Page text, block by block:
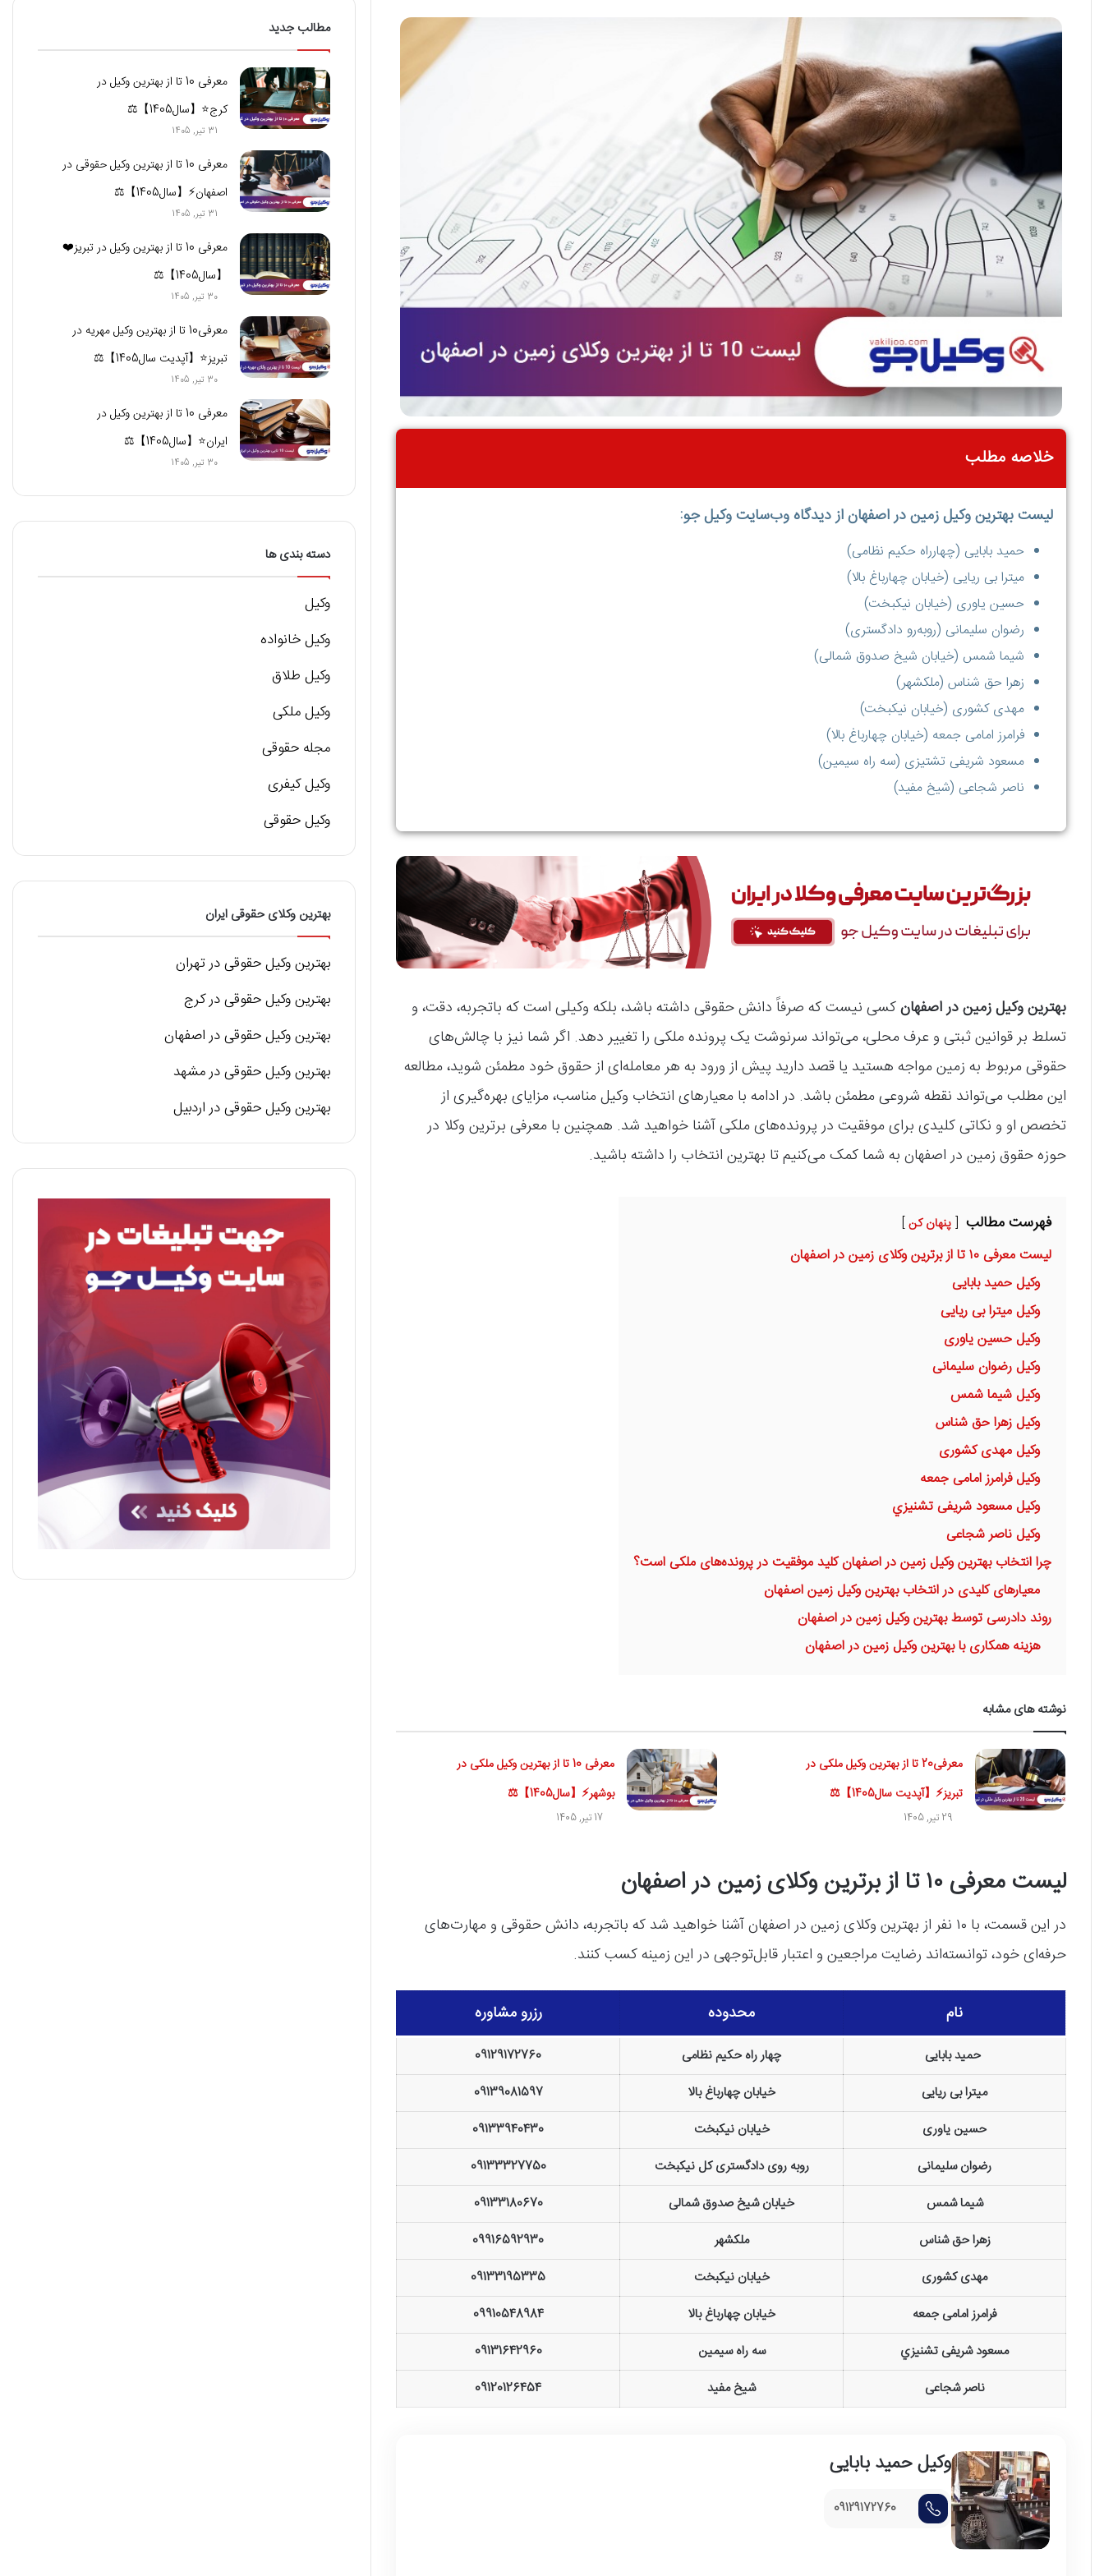
خلاصه مطلب
لیست بهترین وکیل زمین در اصفهان از دیدگاه وب‌سایت وکیل جو:
حمید بابایی (چهارراه حکیم نظامی)
میترا بی ریایی (خیابان چهارباغ بالا)
حسین یاوری (خیابان نیکبخت)
رضوان سلیمانی (روبه‌رو دادگستری)
شیما شمس (خیابان شیخ صدوق شمالی)
زهرا حق شناس (ملکشهر)
مهدی کشوری (خیابان نیکبخت)
فرامرز امامی جمعه (خیابان چهارباغ بالا)
مسعود شریفی تشتیزی (سه راه سیمین)
ناصر شجاعی (شیخ مفید)
بهترین وکیل زمین در اصفهانکسی نیست که صرفاً دانش حقوقی داشته باشد، بلکه وکیلی است که باتجربه، دقت، و
تسلط بر قوانین ثبتی و عرف محلی، می‌تواند سرنوشت یک پرونده ملکی را تغییر دهد. اگر شما نیز با چالش‌های
حقوقی مربوط به زمین مواجه هستید یا قصد دارید پیش از ورود به هر معامله‌ای از حقوق خود مطمئن شوید، مطالعه
این مطلب می‌تواند نقطه شروعی مطمئن باشد. در ادامه با معیارهای انتخاب وکیل مناسب، مزایای بهره‌گیری از
تخصص او و نکاتی کلیدی برای موفقیت در پرونده‌های ملکی آشنا خواهید شد. همچنین با معرفی برترین وکلا در
حوزه حقوق زمین در اصفهان به شما کمک می‌کنیم تا بهترین انتخاب را داشته باشید.
فهرست مطالب پنهان کن
لیست معرفی ۱۰ تا از برترین وکلای زمین در اصفهان
وکیل حمید بابایی
وکیل میترا بی ریایی
وکیل حسین یاوری
وکیل رضوان سلیمانی
وکیل شیما شمس
وکیل زهرا حق شناس
وکیل مهدی کشوری
وکیل فرامرز امامی جمعه
وکیل مسعود شریفی تشنيزي
وکیل ناصر شجاعی
چرا انتخاب بهترین وکیل زمین در اصفهان کلید موفقیت در پرونده‌های ملکی است؟
معیارهای کلیدی در انتخاب بهترین وکیل زمین اصفهان
روند دادرسی توسط بهترین وکیل زمین در اصفهان
هزینه همکاری با بهترین وکیل زمین در اصفهان
نوشته های مشابه
معرفی20 تا از بهترین وکیل ملکی در
تبریز⚡【آپدیت سال1405】⚖️
29 تیر, 1405
معرفی 10 تا از بهترین وکیل ملکی در
بوشهر⚡【سال1405】⚖️
17 تیر, 1405
لیست معرفی ۱۰ تا از برترین وکلای زمین در اصفهان
در این قسمت، با ۱۰ نفر از بهترین وکلای زمین در اصفهان آشنا خواهید شد که باتجربه، دانش حقوقی و مهارت‌های
حرفه‌ای خود، توانسته‌اند رضایت مراجعین و اعتبار قابل‌توجهی در این زمینه کسب کنند.
نام محدوده رزرو مشاوره
حمید بابایی چهار راه حکیم نظامی
09129172760
میترا بی ریایی
خیابان چهارباغ بالا
09139081597
حسین یاوری
خیابان نیکبخت
09133940430
رضوان سلیمانی
روبه روی دادگستری کل نیکبخت
09133327750
شیما شمس
خیابان شیخ صدوق شمالی
09133180670
زهرا حق شناس
ملکشهر
09916592930
مهدی کشوری
خیابان نیکبخت
09133195335
فرامرز امامی جمعه
خیابان چهارباغ بالا
09910548984
مسعود شریفی تشنيزي
سه راه سیمین
09131642960
ناصر شجاعی
شیخ مفید 09120126454
وکیل حمید بابایی
09129172760
مطالب جدید
معرفی 10 تا از بهترین وکیل در
کرج⭐【سال1405】⚖️
31 تیر, 1405
معرفی 10 تا از بهترین وکیل حقوقی در
اصفهان⚡【سال1405】⚖️
31 تیر, 1405
معرفی 10 تا از بهترین وکیل در تبریز❤️
【سال1405】⚖️
30 تیر, 1405
معرفی10 تا از بهترین وکیل مهریه در
تبریز⭐【آپدیت سال1405】⚖️
30 تیر, 1405
معرفی 10 تا از بهترین وکیل در
ایران⭐【سال1405】⚖️
30 تیر, 1405
دسته بندی ها
وکیل
وکیل خانواده
وکیل طلاق
وکیل ملکی
مجله حقوقی
وکیل کیفری
وکیل حقوقی
بهترین وکلای حقوقی ایران
بهترین وکیل حقوقی در تهران
بهترین وکیل حقوقی در کرج
بهترین وکیل حقوقی در اصفهان
بهترین وکیل حقوقی در مشهد
بهترین وکیل حقوقی در اردبیل